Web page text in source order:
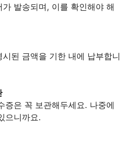
가 발송되며, 이를 확인해야 해
시된 금액을 기한 내에 납부합니
증은 꼭 보관해두세요. 나중에
으니까요.